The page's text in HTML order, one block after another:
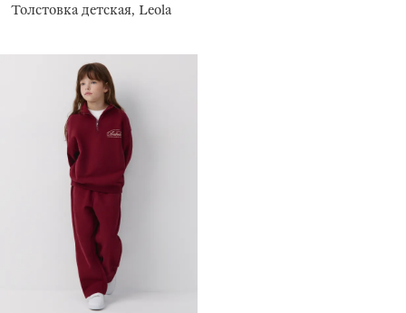
Толстовка детская, Leola